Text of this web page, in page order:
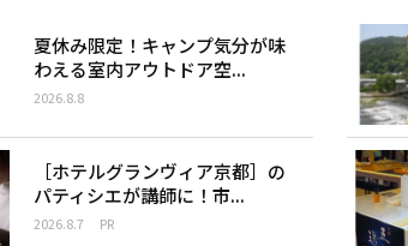
夏休み限定！キャンプ気分が味
わえる室内アウトドア空...
2026.8.8
［ホテルグランヴィア京都］の
パティシエが講師に！市...
2026.8.7 PR